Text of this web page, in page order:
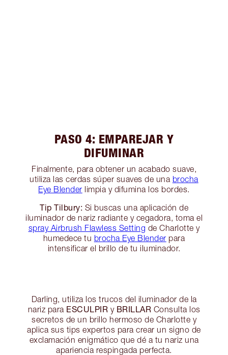
PASO 4: EMPAREJAR Y
DIFUMINAR
Finalmente, para obtener un acabado suave,
utiliza las cerdas súper suaves de una brocha
Eye Blender limpia y difumina los bordes.
Tip Tilbury: Si buscas una aplicación de
iluminador de nariz radiante y cegadora, toma el
spray Airbrush Flawless Setting de Charlotte y
humedece tu brocha Eye Blender para
intensificar el brillo de tu iluminador.
Darling, utiliza los trucos del iluminador de la
nariz para ESCULPIR y BRILLAR Consulta los
secretos de un brillo hermoso de Charlotte y
aplica sus tips expertos para crear un signo de
exclamación enigmático que dé a tu nariz una
apariencia respingada perfecta.